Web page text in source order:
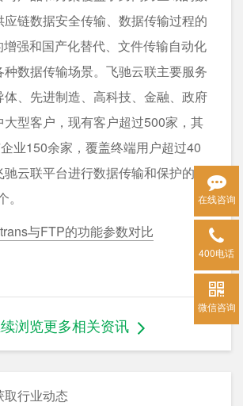
链数据安全传输、数据传输过程的
强和国产化替代、文件传输自动化
数据传输场景。飞驰云联主要服务
、先进制造、高科技、金融、政府
型客户，现有客户超过500家，其
业150余家，覆盖终端用户超过40
云联平台进行数据传输和保护的文
与FTP的功能参数对比
浏览更多相关资讯
取行业动态
在线咨询
400电话
微信咨询